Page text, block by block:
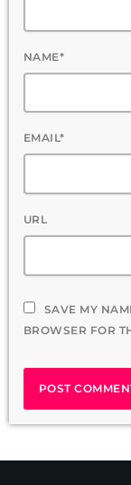
NAME*
EMAIL*
URL
SAVE MY
BROWSER FOR